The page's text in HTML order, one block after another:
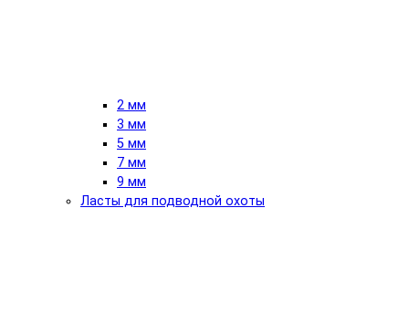
2 мм
3 мм
5 мм
7 мм
9 мм
Ласты для подводной охоты